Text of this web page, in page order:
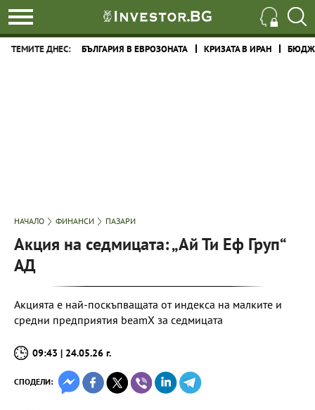
ТЕМИТЕ ДНЕС: БЪЛГАРИЯ В ЕВРОЗОНАТА КРИЗАТА В ИРАН
НАЧАЛО ФИНАНСИ ПАЗАРИ
Акция на седмицата: „Ай Ти Еф Груп“
АД
Акцията е най-поскъпващата от индекса на малките и
средни предприятия beamX за седмицата
09:43 | 24.05.26 г.
СПОДЕЛИ: